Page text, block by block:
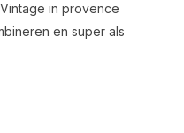
in provence
en super als